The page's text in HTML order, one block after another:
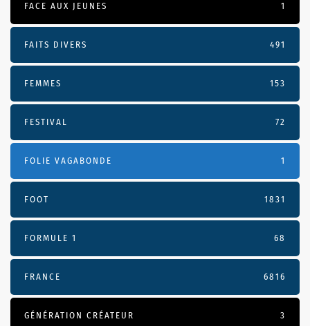
FACE AUX JEUNES 1
FAITS DIVERS 491
FEMMES 153
FESTIVAL 72
FOLIE VAGABONDE 1
FOOT 1831
FORMULE 1 68
FRANCE 6816
GÉNÉRATION CRÉATEUR 3